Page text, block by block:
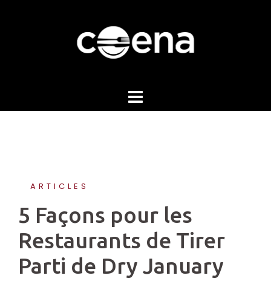
ARTICLES
5 Façons pour les
Restaurants de Tirer
Parti de Dry January